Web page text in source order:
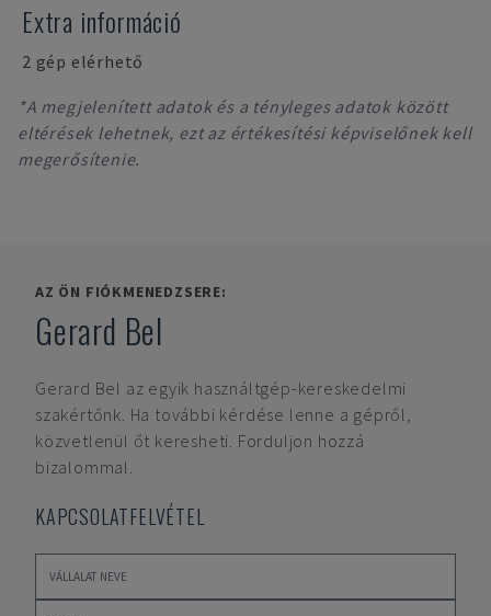
Extra információ
2 gép elérhető
*A megjelenített adatok és a tényleges adatok között
eltérések lehetnek, ezt az értékesítési képviselőnek kell
megerősítenie.
AZ ÖN FIÓKMENEDZSERE:
Gerard Bel
Gerard Bel az egyik használtgép-kereskedelmi
szakértőnk. Ha további kérdése lenne a gépről,
közvetlenül őt keresheti. Forduljon hozzá
bizalommal.
KAPCSOLATFELVÉTEL